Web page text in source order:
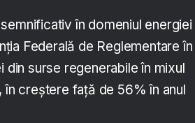
în domeniul energiei
Federală de Reglementare în
surse regenerabile în mixul
creștere față de 56% în anul